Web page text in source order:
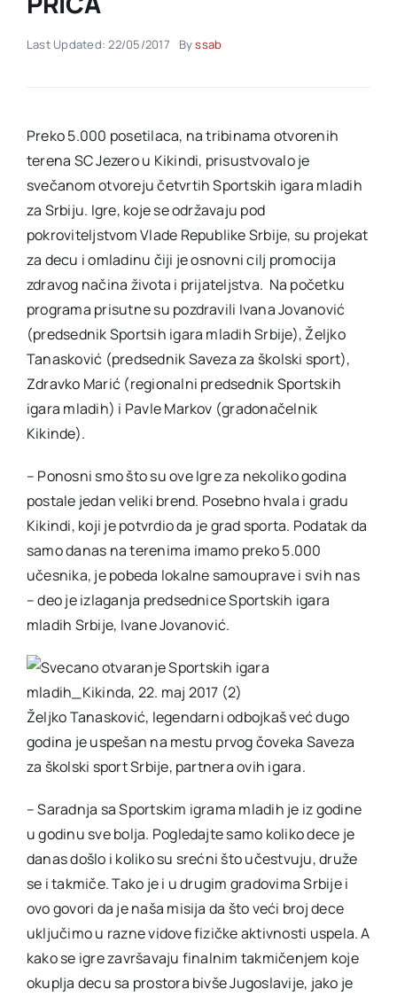
Akti SSAB
Last Updated: 22/05/2017 Byssab
Preko 5.000 posetilaca, na tribinama otvorenih
terena SC Jezero u Kikindi, prisustvovalo je
svečanom otvoreju četvrtih Sportskih igara mladih
za Srbiju. Igre, koje se održavaju pod
pokroviteljstvom Vlade Republike Srbije, su projekat
za decu i omladinu čiji je osnovni cilj promocija
zdravog načina života i prijateljstva. Na početku
programa prisutne su pozdravili Ivana Jovanović
(predsednik Sportsih igara mladih Srbije), Željko
Tanasković (predsednik Saveza za školski sport),
Zdravko Marić (regionalni predsednik Sportskih
igara mladih) i Pavle Markov (gradonačelnik
Kikinde).
– Ponosni smo što su ove Igre za nekoliko godina
postale jedan veliki brend. Posebno hvala i gradu
Kikindi, koji je potvrdio da je grad sporta. Podatak da
samo danas na terenima imamo preko 5.000
učesnika, je pobeda lokalne samouprave i svih nas
– deo je izlaganja predsednice Sportskih igara
mladih Srbije, Ivane Jovanović.
Željko Tanasković, legendarni odbojkaš već dugo
godina je uspešan na mestu prvog čoveka Saveza
za školski sport Srbije, partnera ovih igara.
– Saradnja sa Sportskim igrama mladih je iz godine
u godinu sve bolja. Pogledajte samo koliko dece je
danas došlo i koliko su srećni što učestvuju, druže
se i takmiče. Tako je i u drugim gradovima Srbije i
ovo govori da je naša misija da što veći broj dece
uključimo u razne vidove fizičke aktivnosti uspela. A
kako se igre završavaju finalnim takmičenjem koje
okuplja decu sa prostora bivše Jugoslavije, jako je